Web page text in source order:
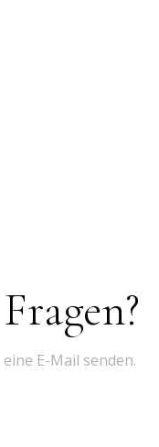
E-Mail senden.